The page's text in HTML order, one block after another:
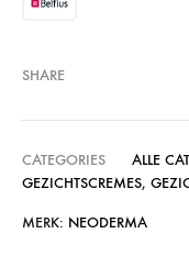
SHARE
CATEGORIES ALLE
GEZICHTSCREMES,
MERK: NEODERMA